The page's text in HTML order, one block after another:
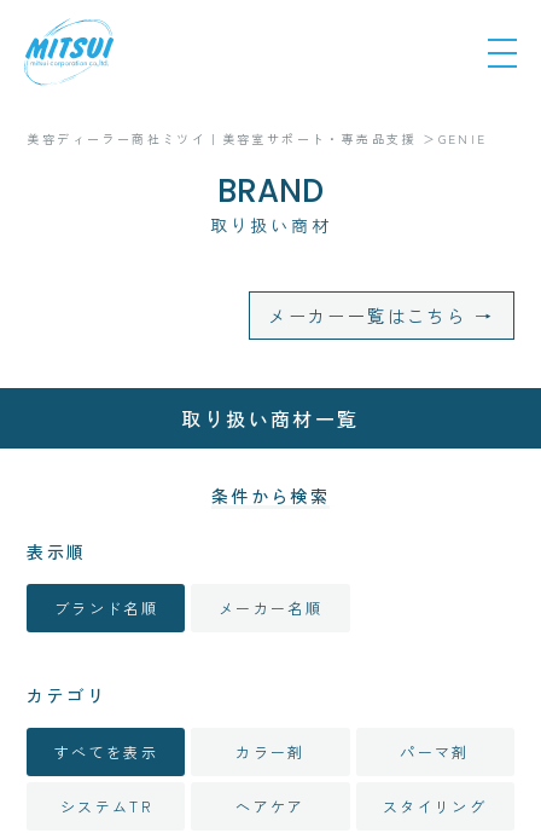
美容ディーラー商社ミツイ｜美容室サポート・専売品支援 GENIE
BRAND
取り扱い商材
メーカー一覧はこちら →
取り扱い商材一覧
条件から検索
表示順
ブランド名順 メーカー名順
カテゴリ
すべてを表示 カラー剤 パーマ剤
システムTR ヘアケア スタイリング